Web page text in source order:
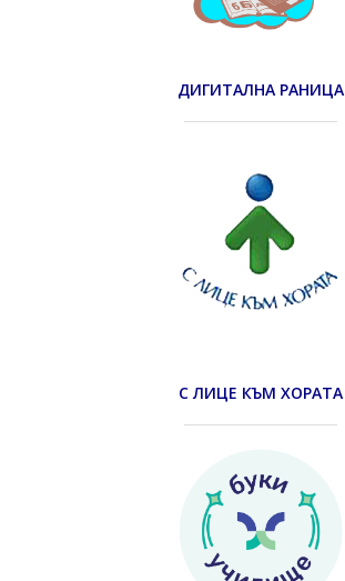
ДИГИТАЛНА РАНИЦА
С ЛИЦЕ КЪМ ХОРАТА